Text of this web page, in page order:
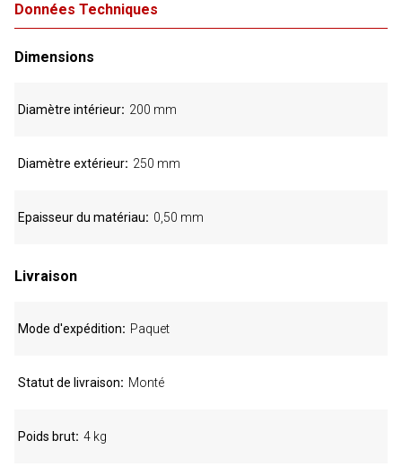
Données Techniques
Dimensions
Diamètre intérieur 200 mm
Diamètre extérieur 250 mm
Epaisseur du matériau 0,50 mm
Livraison
Mode d'expédition Paquet
Statut de livraison Monté
Poids brut 4 kg